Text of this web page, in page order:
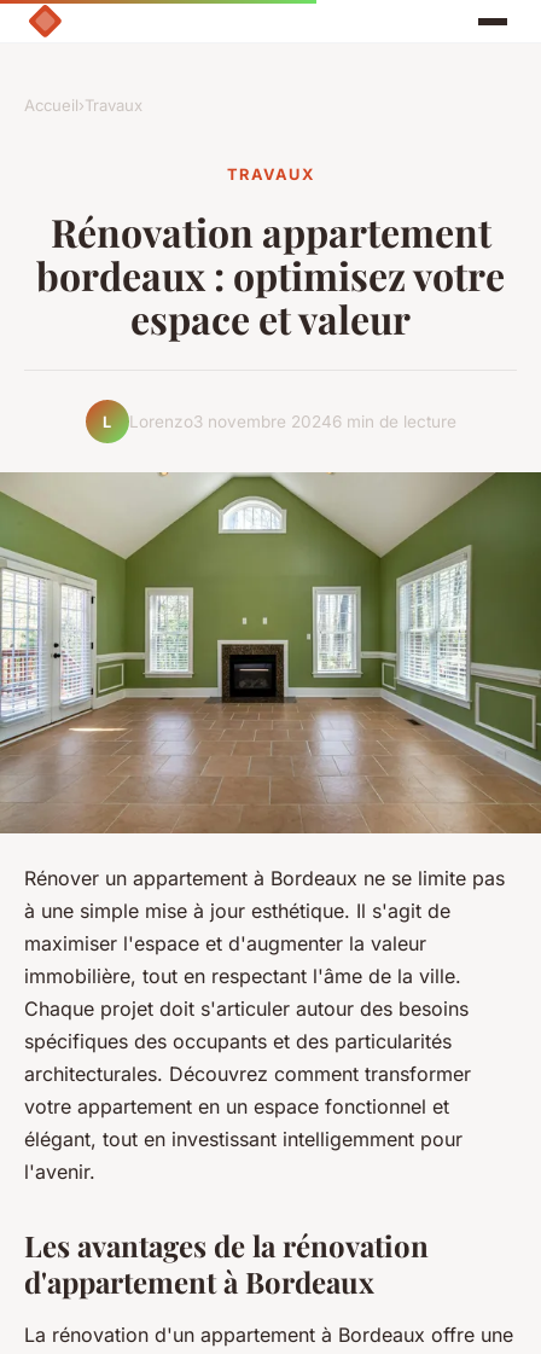
Accueil›Travaux
TRAVAUX
Rénovation appartement
bordeaux : optimisez votre
espace et valeur
L Lorenzo3 novembre 20246 min de lecture
Rénover un appartement à Bordeaux ne se limite pas
à une simple mise à jour esthétique. Il s'agit de
maximiser l'espace et d'augmenter la valeur
immobilière, tout en respectant l'âme de la ville.
Chaque projet doit s'articuler autour des besoins
spécifiques des occupants et des particularités
architecturales. Découvrez comment transformer
votre appartement en un espace fonctionnel et
élégant, tout en investissant intelligemment pour
l'avenir.
Les avantages de la rénovation
d'appartement à Bordeaux
La rénovation d'un appartement à Bordeaux offre une